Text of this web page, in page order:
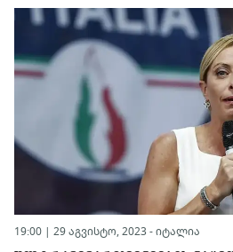
19:00 | 29 აგვისტო, 2023 - იტალია